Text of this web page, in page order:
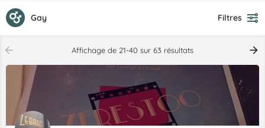
Gay Filtres
Affichage de 21-40 sur 63 résultats